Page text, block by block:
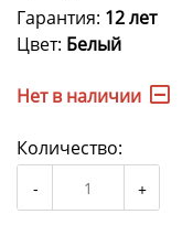
Гарантия: 12 лет
Цвет: Белый
Нет в наличии
Количество: